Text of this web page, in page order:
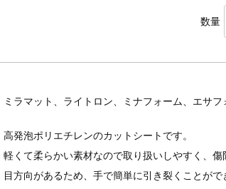
数量
ミラマット、ライトロン、ミナフォーム、エサフ
高発泡ポリエチレンのカットシートです。
軽くて柔らかい素材なので取り扱いしやすく、傷
目方向があるため、手で簡単に引き裂くことがで